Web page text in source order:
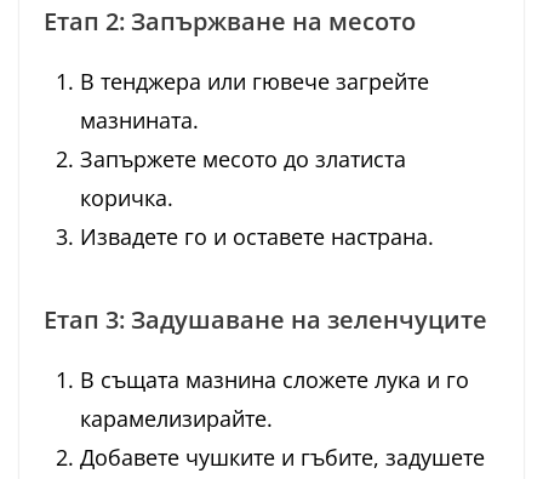
Етап 2: Запържване на месото
В тенджера или гювече загрейте
мазнината.
Запържете месото до златиста
коричка.
Извадете го и оставете настрана.
Етап 3: Задушаване на зеленчуците
В същата мазнина сложете лука и го
карамелизирайте.
Добавете чушките и гъбите, задушете